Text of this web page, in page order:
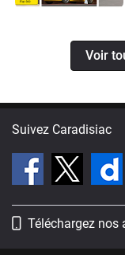
Voir
Suivez Caradisiac
Téléchargez